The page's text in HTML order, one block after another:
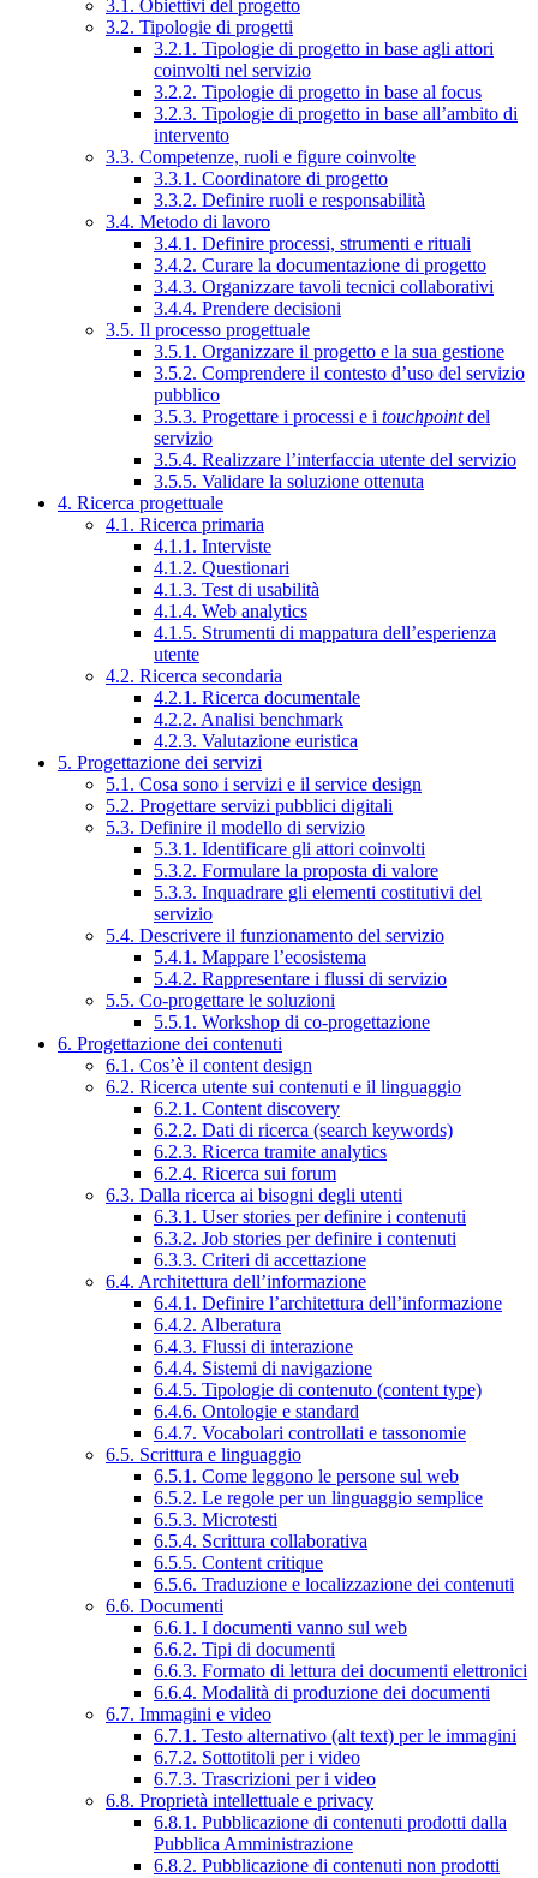
3.1. Obiettivi del progetto
3.2. Tipologie di progetti
3.2.1. Tipologie di progetto in base agli attori
coinvolti nel servizio
3.2.2. Tipologie di progetto in base al focus
3.2.3. Tipologie di progetto in base all’ambito di
intervento
3.3. Competenze, ruoli e figure coinvolte
3.3.1. Coordinatore di progetto
3.3.2. Definire ruoli e responsabilità
3.4. Metodo di lavoro
3.4.1. Definire processi, strumenti e rituali
3.4.2. Curare la documentazione di progetto
3.4.3. Organizzare tavoli tecnici collaborativi
3.4.4. Prendere decisioni
3.5. Il processo progettuale
3.5.1. Organizzare il progetto e la sua gestione
3.5.2. Comprendere il contesto d’uso del servizio
pubblico
3.5.3. Progettare i processi e i touchpointdel
servizio
3.5.4. Realizzare l’interfaccia utente del servizio
3.5.5. Validare la soluzione ottenuta
4. Ricerca progettuale
4.1. Ricerca primaria
4.1.1. Interviste
4.1.2. Questionari
4.1.3. Test di usabilità
4.1.4. Web analytics
4.1.5. Strumenti di mappatura dell’esperienza
utente
4.2. Ricerca secondaria
4.2.1. Ricerca documentale
4.2.2. Analisi benchmark
4.2.3. Valutazione euristica
5. Progettazione dei servizi
5.1. Cosa sono i servizi e il service design
5.2. Progettare servizi pubblici digitali
5.3. Definire il modello di servizio
5.3.1. Identificare gli attori coinvolti
5.3.2. Formulare la proposta di valore
5.3.3. Inquadrare gli elementi costitutivi del
servizio
5.4. Descrivere il funzionamento del servizio
5.4.1. Mappare l’ecosistema
5.4.2. Rappresentare i flussi di servizio
5.5. Co-progettare le soluzioni
5.5.1. Workshop di co-progettazione
6. Progettazione dei contenuti
6.1. Cos’è il content design
6.2. Ricerca utente sui contenuti e il linguaggio
6.2.1. Content discovery
6.2.2. Dati di ricerca (search keywords)
6.2.3. Ricerca tramite analytics
6.2.4. Ricerca sui forum
6.3. Dalla ricerca ai bisogni degli utenti
6.3.1. User stories per definire i contenuti
6.3.2. Job stories per definire i contenuti
6.3.3. Criteri di accettazione
6.4. Architettura dell’informazione
6.4.1. Definire l’architettura dell’informazione
6.4.2. Alberatura
6.4.3. Flussi di interazione
6.4.4. Sistemi di navigazione
6.4.5. Tipologie di contenuto (content type)
6.4.6. Ontologie e standard
6.4.7. Vocabolari controllati e tassonomie
6.5. Scrittura e linguaggio
6.5.1. Come leggono le persone sul web
6.5.2. Le regole per un linguaggio semplice
6.5.3. Microtesti
6.5.4. Scrittura collaborativa
6.5.5. Content critique
6.5.6. Traduzione e localizzazione dei contenuti
6.6. Documenti
6.6.1. I documenti vanno sul web
6.6.2. Tipi di documenti
6.6.3. Formato di lettura dei documenti elettronici
6.6.4. Modalità di produzione dei documenti
6.7. Immagini e video
6.7.1. Testo alternativo (alt text) per le immagini
6.7.2. Sottotitoli per i video
6.7.3. Trascrizioni per i video
6.8. Proprietà intellettuale e privacy
6.8.1. Pubblicazione di contenuti prodotti dalla
Pubblica Amministrazione
6.8.2. Pubblicazione di contenuti non prodotti